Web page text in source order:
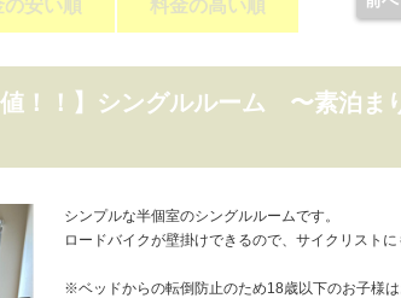
の安い順 料金の高い順
値！！】シングルルーム 〜素泊ま
シンプルな半個室のシングルルームです。
ロードバイクが壁掛けできるので、サイクリストに
※ベッドからの転倒防止のため18歳以下のお子様